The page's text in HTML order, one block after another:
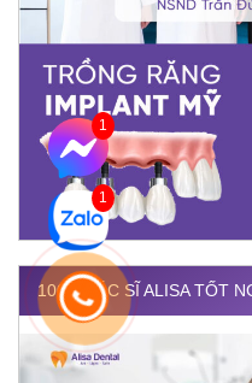
100% BÁC SĨ ALISA TỐT
1
1